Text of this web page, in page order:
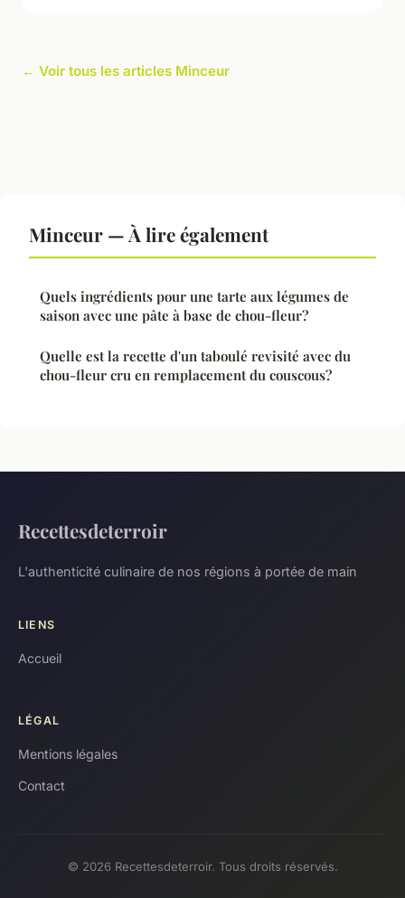
← Voir tous les articles Minceur
Minceur — À lire également
Quels ingrédients pour une tarte aux légumes de
saison avec une pâte à base de chou-fleur?
Quelle est la recette d'un taboulé revisité avec du
chou-fleur cru en remplacement du couscous?
Recettesdeterroir
L'authenticité culinaire de nos régions à portée de main
LIENS
Accueil
LÉGAL
Mentions légales
Contact
© 2026 Recettesdeterroir. Tous droits réservés.